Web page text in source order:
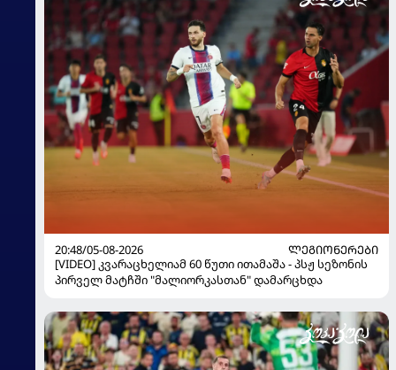
20:48/05-08-2026
ᲚᲔᲒᲘᲝᲜᲔᲠᲔᲑᲘ
[VIDEO] კვარაცხელიამ 60 წუთი ითამაშა - პსჟ სეზონის
პირველ მატჩში "მალიორკასთან" დამარცხდა